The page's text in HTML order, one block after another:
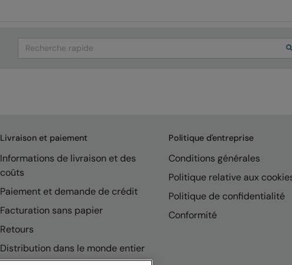
Search
Livraison et paiement
Informations de livraison et des
coûts
Paiement et demande de crédit
Facturation sans papier
Retours
Distribution dans le monde entier
Politique d'entreprise
Conditions générales
Politique relative aux
Politique de confidentialité
Conformité